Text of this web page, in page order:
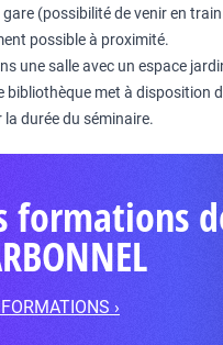
(possibilité de venir en
possible à proximité.
une salle avec un espace
bibliothèque met à disposition
durée du séminaire.
formations
›